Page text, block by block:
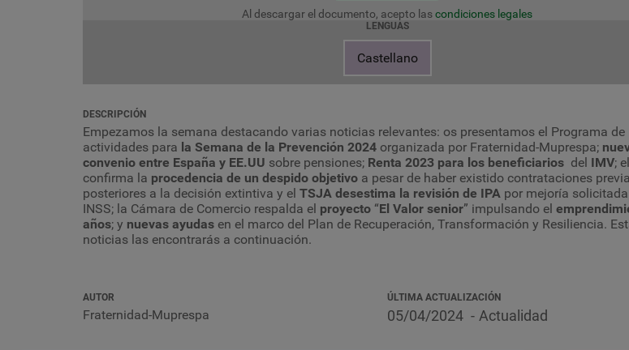
Al descargar el documento, acepto lascondiciones legales
LENGUAS
Castellano
DESCRIPCIÓN
Empezamos la semana destacando varias noticias relevantes: os presentamos el Programa de
actividades para la Semana de la Prevención 2024 organizada por Fraternidad-Muprespa;
convenio entre España y EE.UU sobre pensiones; Renta 2023 para los beneficiarios del IMV; el
confirma la procedencia de un despido objetivo a pesar de haber existido contrataciones
posteriores a la decisión extintiva y el TSJA desestima la revisión de IPA por mejoría
INSS; la Cámara de Comercio respalda el proyecto “El Valor senior” impulsando el
años; y nuevas ayudas en el marco del Plan de Recuperación, Transformación y Resiliencia.
noticias las encontrarás a continuación.
AUTOR
Fraternidad-Muprespa
ÚLTIMA ACTUALIZACIÓN
05/04/2024 Actualidad